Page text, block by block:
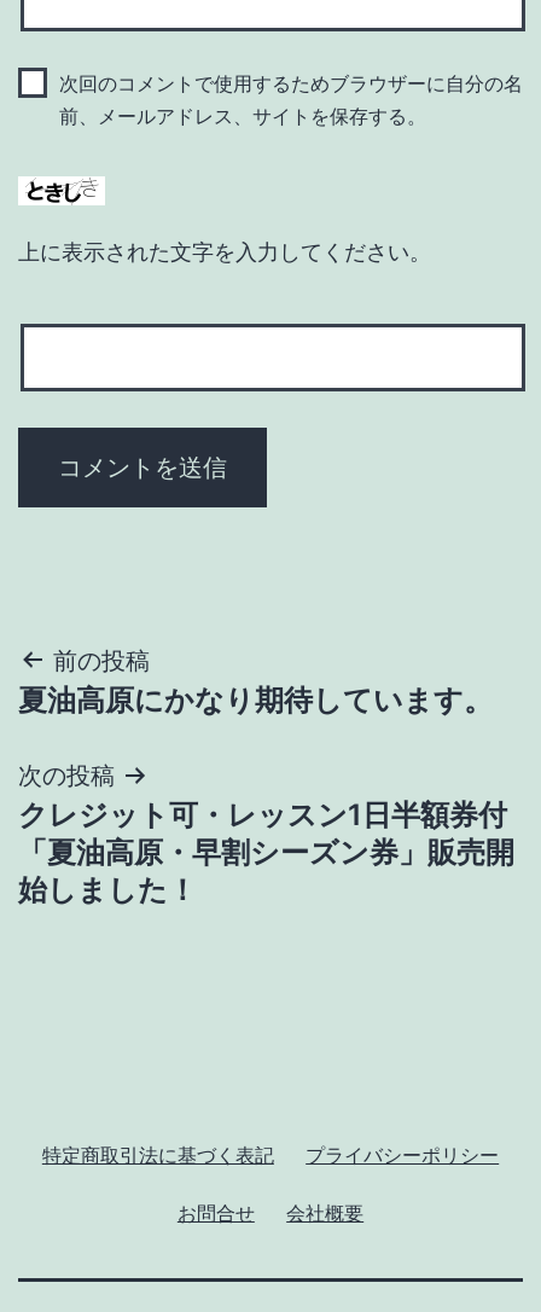
次回のコメントで使用するためブラウザーに自分の名
前、メールアドレス、サイトを保存する。
上に表示された文字を入力してください。
投
稿
ナ
ビ
ゲ
前の投稿
夏油高原にかなり期待しています。
次の投稿
クレジット可・レッスン1日半額券付
「夏油高原・早割シーズン券」販売開
始しました！
特定商取引法に基づく表記 プライバシーポリシー
お問合せ 会社概要